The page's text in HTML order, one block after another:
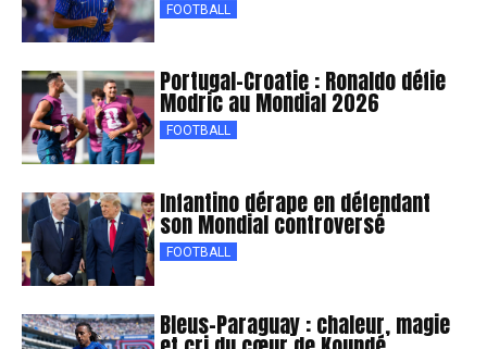
FOOTBALL
Portugal-Croatie : Ronaldo défie
Modric au Mondial 2026
FOOTBALL
Infantino dérape en défendant
son Mondial controversé
FOOTBALL
Bleus-Paraguay : chaleur, magie